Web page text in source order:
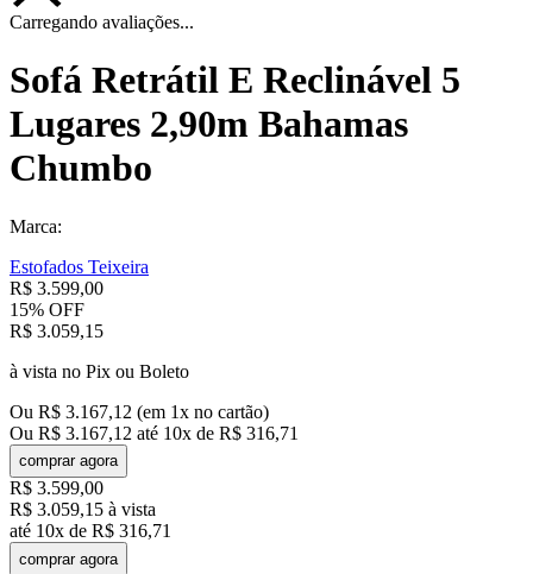
Carregando avaliações...
Sofá Retrátil E Reclinável 5
Lugares 2,90m Bahamas
Chumbo
Marca:
Estofados Teixeira
R$ 3.599,00
15% OFF
R$ 3.059,15
à vista no Pix ou Boleto
Ou R$ 3.167,12 (em 1x no cartão)
Ou R$ 3.167,12 até 10x de R$ 316,71
comprar agora
R$ 3.599,00
R$ 3.059,15 à vista
até 10x de R$ 316,71
comprar agora